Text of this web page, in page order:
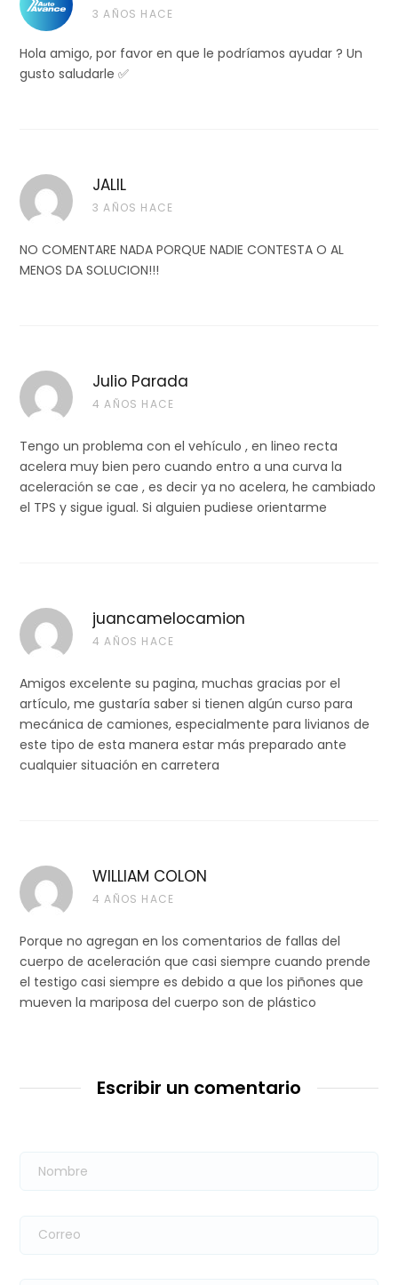
3 AÑOS HACE
Hola amigo, por favor en que le podríamos ayudar ? Un
gusto saludarle ✅
JALIL
3 AÑOS HACE
NO COMENTARE NADA PORQUE NADIE CONTESTA O AL
MENOS DA SOLUCION!!!
Julio Parada
4 AÑOS HACE
Tengo un problema con el vehículo , en lineo recta
acelera muy bien pero cuando entro a una curva la
aceleración se cae , es decir ya no acelera, he cambiado
el TPS y sigue igual. Si alguien pudiese orientarme
juancamelocamion
4 AÑOS HACE
Amigos excelente su pagina, muchas gracias por el
artículo, me gustaría saber si tienen algún curso para
mecánica de camiones, especialmente para livianos de
este tipo de esta manera estar más preparado ante
cualquier situación en carretera
WILLIAM COLON
4 AÑOS HACE
Porque no agregan en los comentarios de fallas del
cuerpo de aceleración que casi siempre cuando prende
el testigo casi siempre es debido a que los piñones que
mueven la mariposa del cuerpo son de plástico
Escribir un comentario